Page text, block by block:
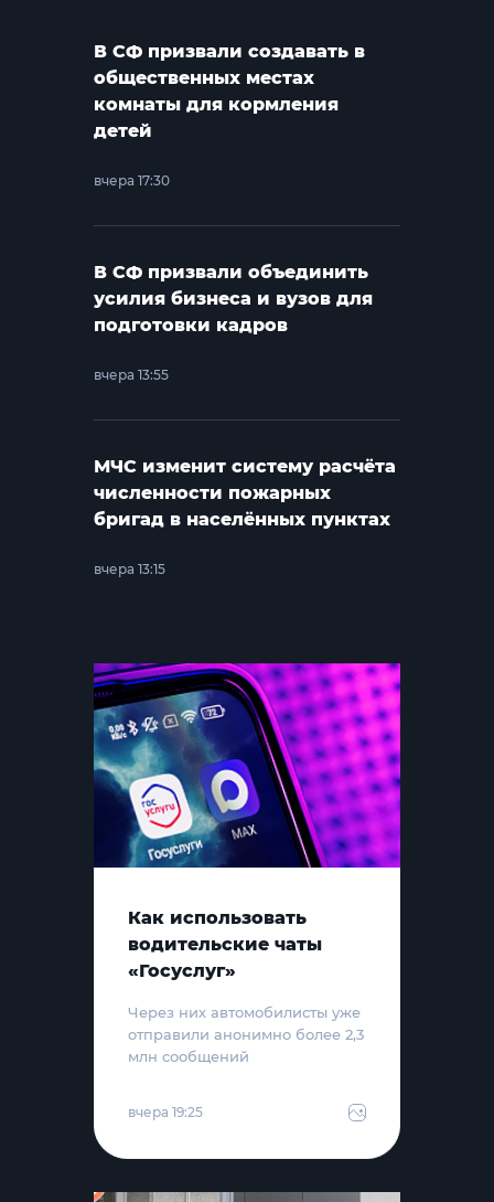
В СФ призвали создавать в
общественных местах
комнаты для кормления
детей
вчера 17:30
В СФ призвали объединить
усилия бизнеса и вузов для
подготовки кадров
вчера 13:55
МЧС изменит систему расчёта
численности пожарных
бригад в населённых пунктах
вчера 13:15
Как использовать
водительские чаты
«Госуслуг»
Через них автомобилисты уже
отправили анонимно более 2,3
млн сообщений
вчера 19:25